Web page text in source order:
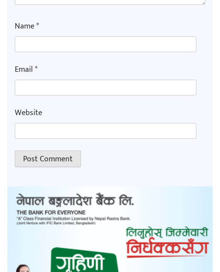
Name*
Email*
Website